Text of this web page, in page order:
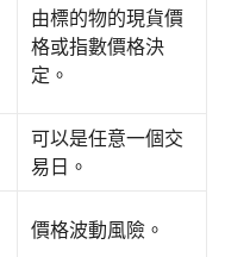
由標的物的現貨價
格或指數價格決
定。
可以是任意一個交
易日。
價格波動風險。